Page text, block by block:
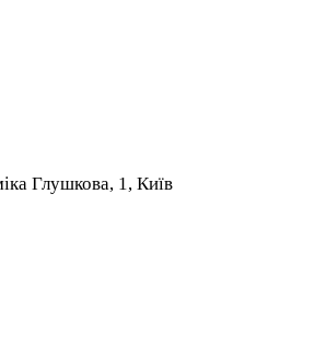
Глушкова, 1, Київ